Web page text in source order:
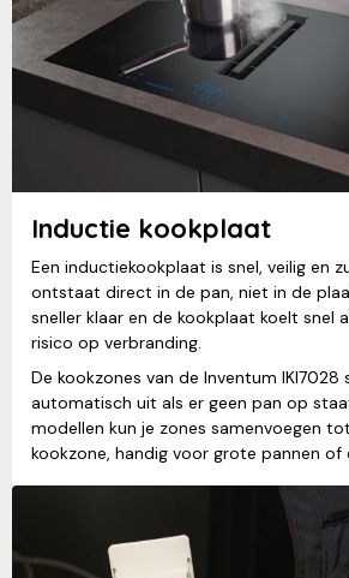
Inductie kookplaat
Een inductiekookplaat is snel, veilig en
ontstaat direct in de pan, niet in de
sneller klaar en de kookplaat koelt snel
risico op verbranding.
De kookzones van de Inventum IKI7028
automatisch uit als er geen pan op
modellen kun je zones samenvoegen
kookzone, handig voor grote pannen of